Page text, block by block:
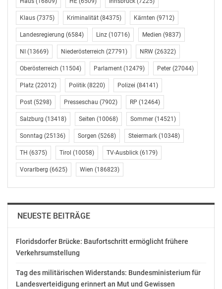
Ralph Waldhauser
Leitung Kommunikation
+43 664 849 15 40
ralph.waldhauser@neos.eu
OTS-ORIGINALTEXT PRESSEAUSSENDUNG UNTER
AUSSCHLIESSLICHER INHALTLICHER VERANTWORTUNG
DES AUSSENDERS. www.ots.at
© Copyright APA-OTS Originaltext-Service GmbH und
der jeweilige Aussender
Gefällt mir:
Ähnliche Beiträge
Märkte für Wien!
September 17, 2020
Wien/Emmerling/Ornig:
„Müssen nach
Klaus (7375) Kriminalität (84375) Kärnten (9712)
Landesregierung (6584) Linz (10716) Medien (9837)
NI (13669) Niederösterreich (27791) NRW (26322)
Oberösterreich (11504) Parlament (12479) Peter (27044)
Platz (22012) Politik (8220) Polizei (84141)
Post (5298) Presseschau (7902) RP (12464)
Salzburg (13418) Seiten (10068) Sommer (14521)
Sonntag (25136) Sorgen (5268) Steiermark (10348)
TH (6375) Tirol (10058) TV-Ausblick (6179)
Vorarlberg (6625) Wien (186823)
NEUESTE BEITRÄGE
Floridsdorfer Brücke: Baufortschritt ermöglicht frühere
Verkehrsumstellung
Tag des militärischen Widerstands: Bundesministerium für
Landesverteidigung erinnert an Mut und Gewissen